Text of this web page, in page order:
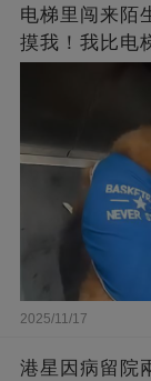
电梯里闯来陌
摸我！我比电
2025/11/17
港星因病留院